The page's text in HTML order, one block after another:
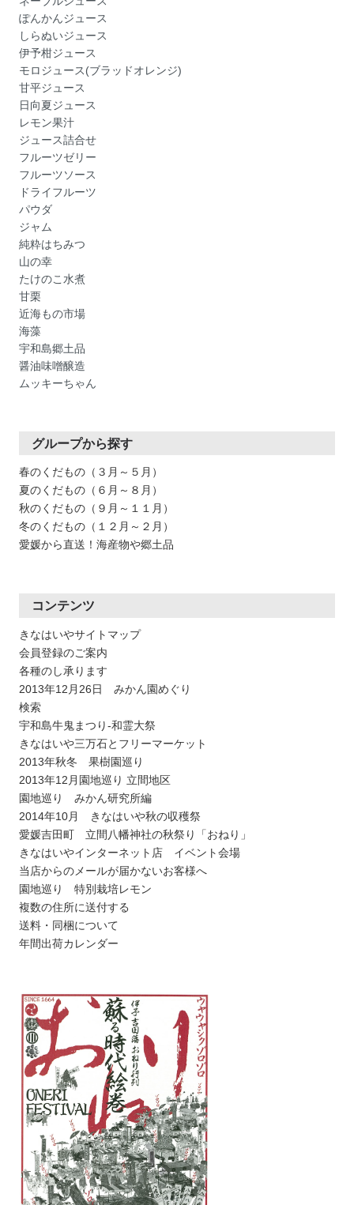
ぽんかんジュース
しらぬいジュース
伊予柑ジュース
モロジュース(ブラッドオレンジ)
甘平ジュース
日向夏ジュース
レモン果汁
ジュース詰合せ
フルーツゼリー
フルーツソース
ドライフルーツ
パウダ
ジャム
純粋はちみつ
山の幸
たけのこ水煮
甘栗
近海もの市場
海藻
宇和島郷土品
醤油味噌醸造
ムッキーちゃん
グループから探す
春のくだもの（３月～５月）
夏のくだもの（６月～８月）
秋のくだもの（９月～１１月）
冬のくだもの（１２月～２月）
愛媛から直送！海産物や郷土品
コンテンツ
きなはいやサイトマップ
会員登録のご案内
各種のし承ります
2013年12月26日 みかん園めぐり
検索
宇和島牛鬼まつり-和霊大祭
きなはいや三万石とフリーマーケット
2013年秋冬 果樹園巡り
2013年12月園地巡り 立間地区
園地巡り みかん研究所編
2014年10月 きなはいや秋の収穫祭
愛媛吉田町 立間八幡神社の秋祭り「おねり」
きなはいやインターネット店 イベント会場
当店からのメールが届かないお客様へ
園地巡り 特別栽培レモン
複数の住所に送付する
送料・同梱について
年間出荷カレンダー